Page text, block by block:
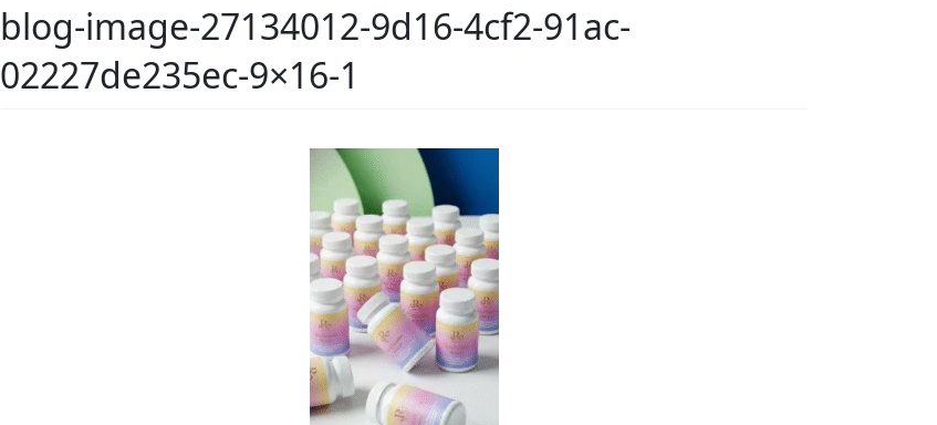
blog-image-27134012-9d16-4cf2-91ac-
02227de235ec-9×16-1